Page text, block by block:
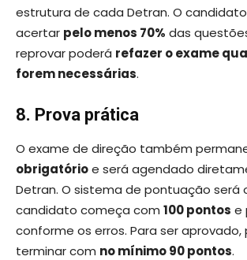
estrutura de cada Detran. O
acertar pelo menos 70% das
reprovar poderá refazer o exame
forem necessárias.
8. Prova prática
O exame de direção também
obrigatórioe será agendado
Detran. O sistema de pontuação será
candidato começa com 100 pontos e
conforme os erros. Para ser aprovado,
terminar com no mínimo 90 pontos.